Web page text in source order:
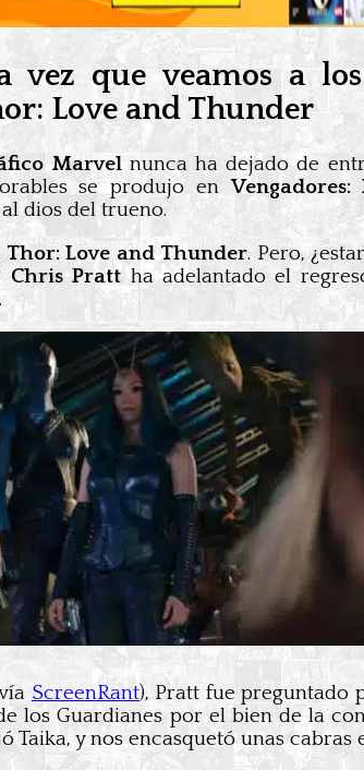
que veamos a
Love and Thunder
Marvel nunca ha dejado de
se produjo en
dios del trueno.
Thor: Love and Thunder. Pero,
Chris Pratt ha adelantado el
ScreenRant), Pratt fue preguntado
los Guardianes por el bien de la
y nos encasquetó unas cabras